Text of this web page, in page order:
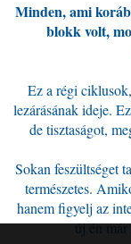
Minden, ami
blokk volt,
Ez a régi
lezárásának ideje.
de tisztaságot,
Sokan feszültséget
természetes.
hanem figyelj az
új én már